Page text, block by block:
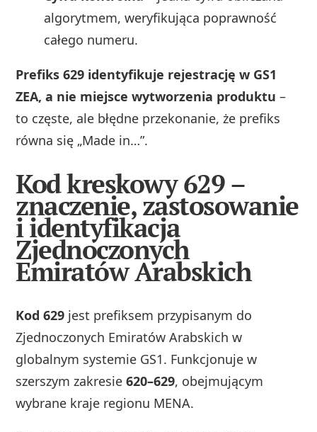
algorytmem, weryfikująca poprawność
całego numeru.
Prefiks 629 identyfikuje rejestrację w GS1
ZEA, a nie miejsce wytworzenia produktu –
to częste, ale błędne przekonanie, że prefiks
równa się „Made in…”.
Kod kreskowy 629 –
znaczenie, zastosowanie
i identyfikacja
Zjednoczonych
Emiratów Arabskich
Kod 629 jest prefiksem przypisanym do
Zjednoczonych Emiratów Arabskich w
globalnym systemie GS1. Funkcjonuje w
szerszym zakresie620–629, obejmującym
wybrane kraje regionu MENA.